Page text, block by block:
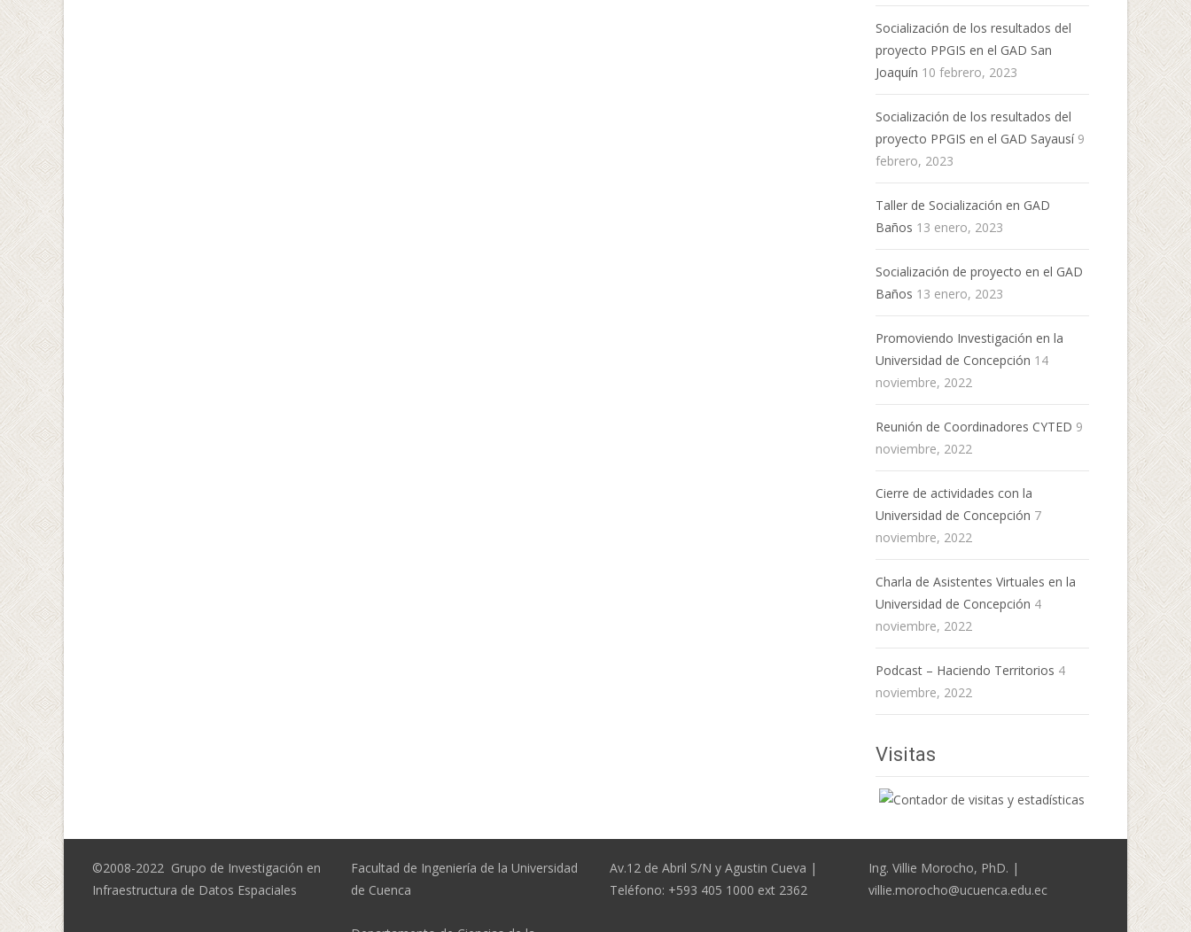
Socialización de los resultados del
proyecto PPGIS en el GAD San
Joaquín 10 febrero, 2023
Socialización de los resultados del
proyecto PPGIS en el GAD Sayausí 9
febrero, 2023
Taller de Socialización en GAD
Baños 13 enero, 2023
Socialización de proyecto en el GAD
Baños 13 enero, 2023
Promoviendo Investigación en la
Universidad de Concepción 14
noviembre, 2022
Reunión de Coordinadores CYTED 9
noviembre, 2022
Cierre de actividades con la
Universidad de Concepción 7
noviembre, 2022
Charla de Asistentes Virtuales en la
Universidad de Concepción 4
noviembre, 2022
Podcast – Haciendo Territorios 4
noviembre, 2022
Visitas
©2008-2022 Grupo de Investigación en
Infraestructura de Datos Espaciales
Facultad de Ingeniería de la Universidad
de Cuenca
Av.12 de Abril S/N y Agustin Cueva |
Teléfono: +593 405 1000 ext 2362
Ing. Villie Morocho, PhD. |
villie.morocho@ucuenca.edu.ec